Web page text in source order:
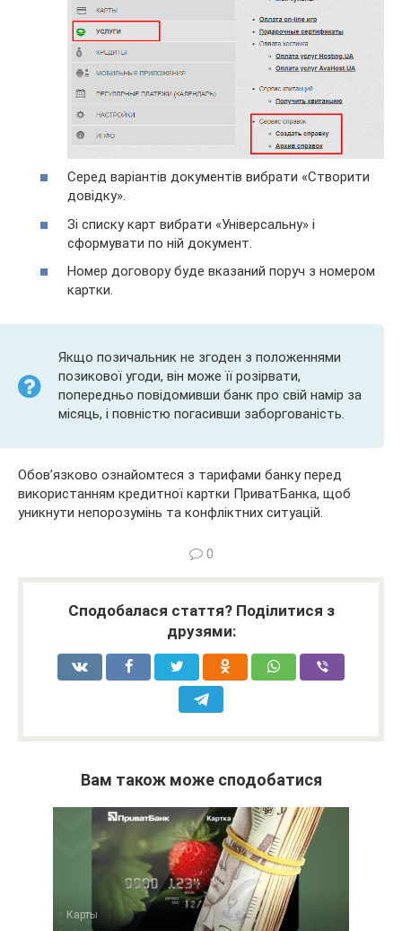
Серед варіантів документів вибрати «Створити
довідку».
Зі списку карт вибрати «Універсальну» і
сформувати по ній документ.
Номер договору буде вказаний поруч з номером
картки.
Якщо позичальник не згоден з положеннями
позикової угоди, він може її розірвати,
попередньо повідомивши банк про свій намір за
місяць, і повністю погасивши заборгованість.
Обов’язково ознайомтеся з тарифами банку перед
використанням кредитної картки ПриватБанка, щоб
уникнути непорозумінь та конфліктних ситуацій.
0
Сподобалася стаття? Поділитися з
друзями:
Вам також може сподобатися
Карты